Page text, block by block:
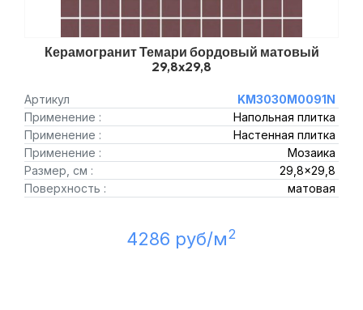
Керамогранит Темари бордовый матовый
29,8x29,8
Артикул
KM3030M0091N
Применение :
Напольная плитка
Применение :
Настенная плитка
Применение :
Мозаика
Размер, см :
29,8x29,8
Поверхность :
матовая
4286 руб/м2